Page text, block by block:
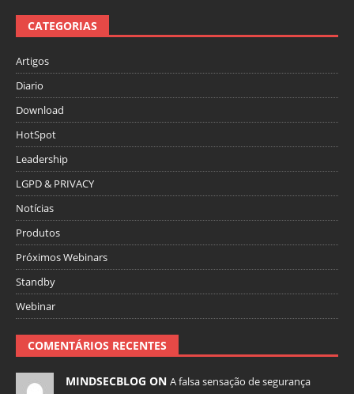
CATEGORIAS
Artigos
Diario
Download
HotSpot
Leadership
LGPD & PRIVACY
Notícias
Produtos
Próximos Webinars
Standby
Webinar
COMENTÁRIOS RECENTES
MINDSECBLOG ON A falsa sensação de segurança